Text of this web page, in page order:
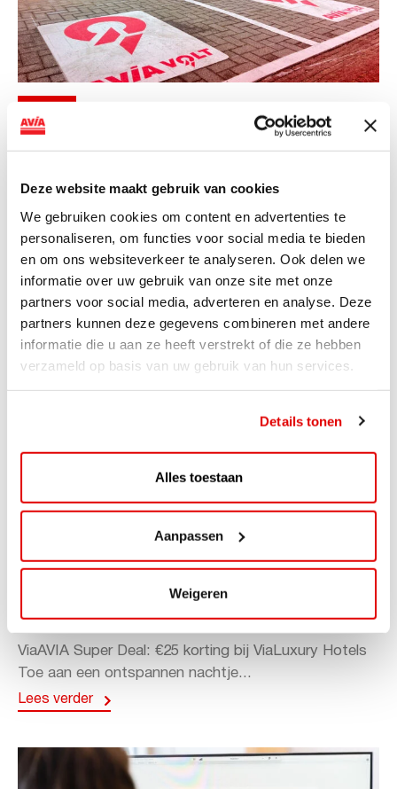
Deze website maakt gebruik van cookies
We gebruiken cookies om content en advertenties te
personaliseren, om functies voor social media te bieden
en om ons websiteverkeer te analyseren. Ook delen we
informatie over uw gebruik van onze site met onze
partners voor social media, adverteren en analyse. Deze
partners kunnen deze gegevens combineren met andere
informatie die u aan ze heeft verstrekt of die ze hebben
verzameld op basis van uw gebruik van hun services.
Details tonen
Alles toestaan
Aanpassen
Weigeren
snellaadinfrastructuur
AVIA VOLT en Fletcher Hotels starten landelijke uitrol
Lees verder
ACTIE
ViaAVIA Super Deal: 20% korting bij
ViaLuxury Hotels
ViaAVIA Super Deal: €25 korting bij ViaLuxury Hotels
Toe aan een ontspannen nachtje...
Lees verder